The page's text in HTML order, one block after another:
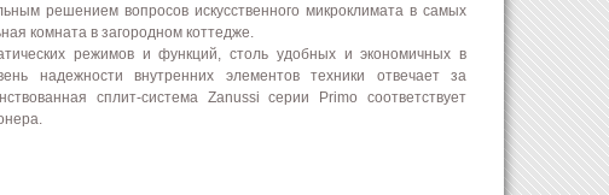
решением вопросов искусственного микроклимата в самых
комната в загородном коттедже.
режимов и функций, столь удобных и экономичных в
надежности внутренних элементов техники отвечает за
сплит-система Zanussi серии Primo соответствует